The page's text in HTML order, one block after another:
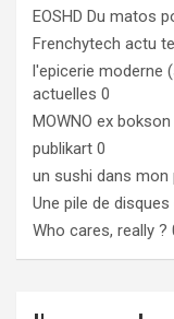
EOSHD Du matos
Frenchytech actu
l'epicerie moderne
actuelles 0
MOWNO ex bokson
publikart 0
un sushi dans mon
Une pile de
Who cares, really ?